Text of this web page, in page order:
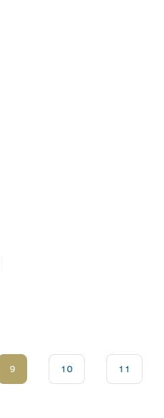
9 10 11